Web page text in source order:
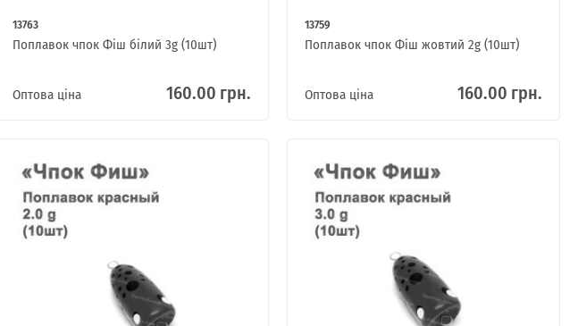
13763
Поплавок чпок Фіш білий 3g (10шт)
Оптова ціна 160.00 грн.
13759
Поплавок чпок Фіш жовтий 2g (10шт)
Оптова ціна 160.00 грн.